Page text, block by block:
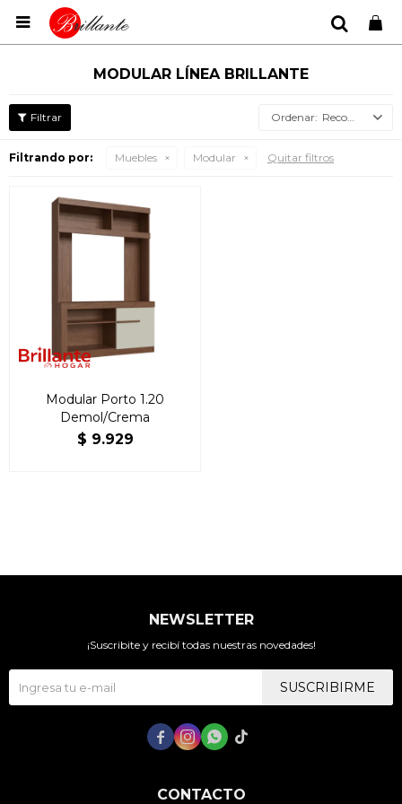

MODULAR LÍNEA BRILLANTE
Recomendados
Filtrando por: Muebles Modular Quitar filtros
Modular Porto 1.20
Demol/Crema
$ 9.929
CONTACTO
NEWSLETTER
¡Suscribite y recibí todas nuestras novedades!
SUSCRIBIRME
   